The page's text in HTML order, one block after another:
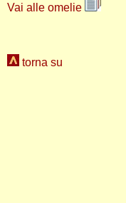
Vai alle omelie
torna su